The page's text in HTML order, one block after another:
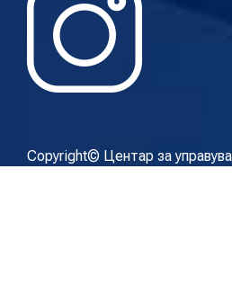
Copyright© Центар за